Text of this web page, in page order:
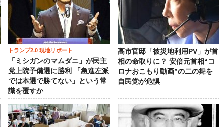
トランプ2.0 現地リポート
「ミシガンのマムダニ」が民主
党上院予備選に勝利 「急進左派
では本選で勝てない」という常
識を覆すか
高市官邸「被災地利用PV」が首
相の命取りに？ 安倍元首相“コ
ロナおこもり動画”の二の舞を
自民党が危惧